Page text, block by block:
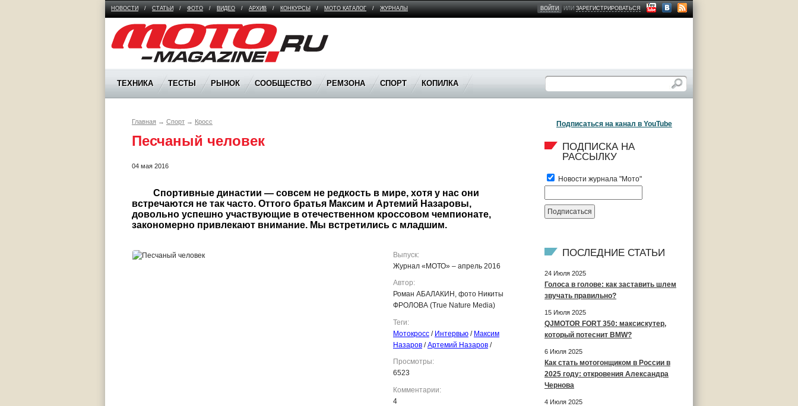
НОВОСТИ / СТАТЬИ / ФОТО / ВИДЕО / АРХИВ / КОНКУРСЫ / МОТО КАТАЛОГ / ЖУРНАЛЫ ВОЙТИ ИЛИЗАРЕГИСТРИРОВАТЬСЯ
Moto Magazine
ТЕХНИКА ТЕСТЫ РЫНОК СООБЩЕСТВО РЕМЗОНА СПОРТ КОПИЛКА
Главная → Спорт → Кросс
Песчаный человек
04 мая 2016
встречаются не так часто. Оттого братья Максим и Артемий Назаровы,
довольно успешно участвующие в отечественном кроссовом чемпионате,
Выпуск:
Журнал «МОТО» – апрель 2016
Автор:
Роман АБАЛАКИН, фото Никиты
ФРОЛОВА (True Nature Media)
Теги:
Мотокросс / Интервью / Максим
Назаров /Артемий Назаров /
Просмотры:
6523
Комментарии:
4
Подписаться на канал в YouTube
ПОДПИСКА НА
РАССЫЛКУ
Новости журнала "Мото"
ПОСЛЕДНИЕ СТАТЬИ
24 Июля 2025
Голоса в голове: как заставить шлем
звучать правильно?
15 Июля 2025
QJMOTOR FORT 350: максискутер,
который потеснит BMW?
6 Июля 2025
Как стать мотогонщиком в России в
2025 году: откровения Александра
Чернова
4 Июля 2025